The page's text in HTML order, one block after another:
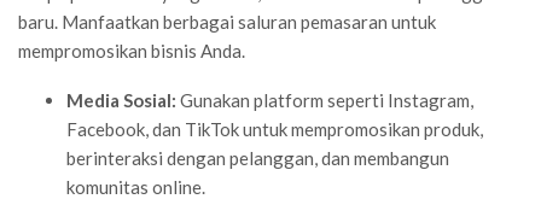
baru. Manfaatkan berbagai saluran pemasaran untuk
mempromosikan bisnis Anda.
Media Sosial: Gunakan platform seperti Instagram,
Facebook, dan TikTok untuk mempromosikan produk,
berinteraksi dengan pelanggan, dan membangun
komunitas online.